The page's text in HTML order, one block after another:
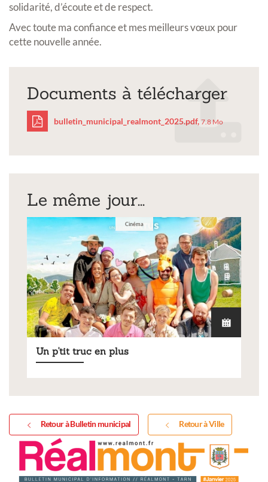
solidarité, d’écoute et de respect.
Avec toute ma confiance et mes meilleurs vœux pour
cette nouvelle année.
Documents à télécharger
bulletin_municipal_realmont_2025.pdf, 7.8 Mo
Le même jour...
Cinéma
Un p'tit truc en plus
Retour à Bulletin municipal Retour à Ville